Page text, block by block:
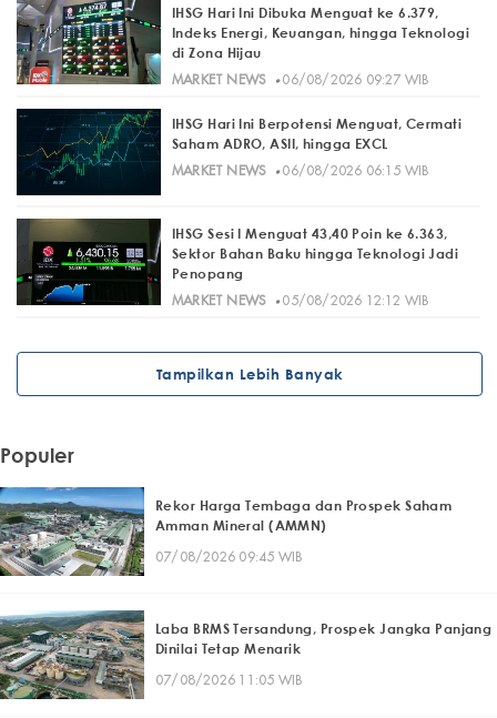
IHSG Hari Ini Dibuka Menguat ke 6.379,
Indeks Energi, Keuangan, hingga Teknologi
di Zona Hijau
MARKET NEWS· 06/08/2026 09:27 WIB
IHSG Hari Ini Berpotensi Menguat, Cermati
Saham ADRO, ASII, hingga EXCL
MARKET NEWS· 06/08/2026 06:15 WIB
IHSG Sesi I Menguat 43,40 Poin ke 6.363,
Sektor Bahan Baku hingga Teknologi Jadi
Penopang
MARKET NEWS· 05/08/2026 12:12 WIB
Tampilkan Lebih Banyak
Populer
Rekor Harga Tembaga dan Prospek Saham
Amman Mineral (AMMN)
07/08/2026 09:45 WIB
Laba BRMS Tersandung, Prospek Jangka Panjang
Dinilai Tetap Menarik
07/08/2026 11:05 WIB